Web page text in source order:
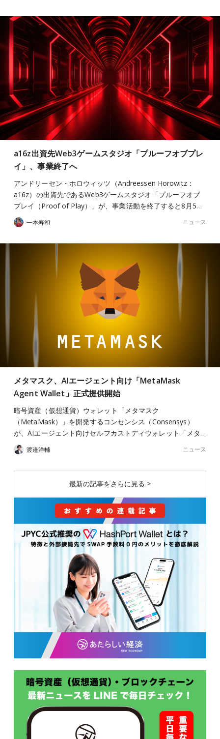
a16z出資先Web3ゲームスタジオ「プルーフオブプレ
イ」、事業終了へ
アンドリーセン・ホロウィッツ（Andreessen Horowitz：
a16z）の出資先であるWeb3ゲームスタジオ「プルーフオブ
プレイ（Proof of Play）」が、事業活動を終了すると8月5…
一本寿和 ニュース
メタマスク、AIエージェント向け「MetaMask
Agent Wallet」正式提供開始
暗号資産（仮想通貨）ウォレット「メタマスク
（MetaMask）」を開発するコンセンシス（Consensys）
が、AIエージェント向けセルフカストディウォレット「メタ…
渡邉洋輔 ニュース
最新の記事をさらに見る >